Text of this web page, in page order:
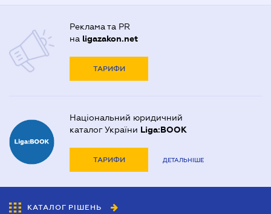
Реклама та PR
на ligazakon.net
ТАРИФИ
Національний юридичний
каталог України Liga:BOOK
ТАРИФИ ДЕТАЛЬНІШЕ
КАТАЛОГ РІШЕНЬ